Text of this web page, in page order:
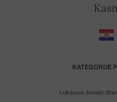
KATEGORIJE
Luksuzni ženski